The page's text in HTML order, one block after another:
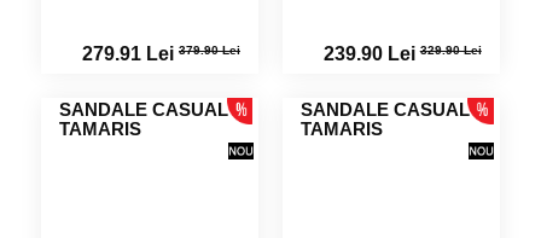
279.91 Lei 379.90 Lei 239.90 Lei329.90 Lei
SANDALE CASUAL
TAMARIS
SANDALE CASUAL
TAMARIS